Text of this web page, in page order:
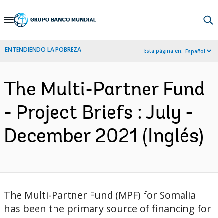
Skip
Navigation
ENTENDIENDO LA POBREZA Esta página en: Español
The Multi-Partner Fund
- Project Briefs : July -
December 2021 (Inglés)
The Multi-Partner Fund (MPF) for Somalia
has been the primary source of financing for